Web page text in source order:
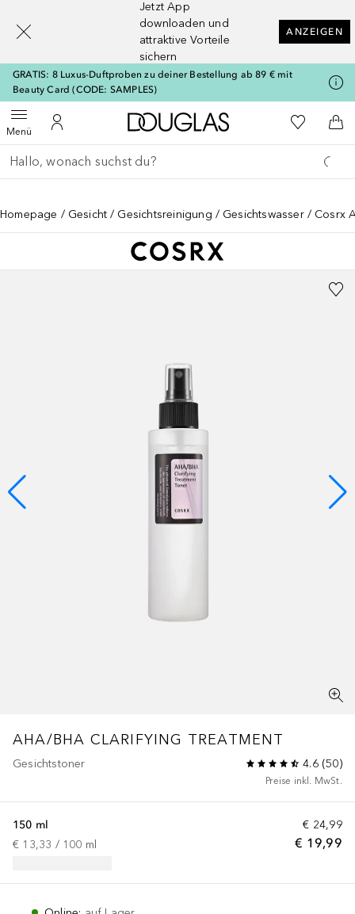
Jetzt App
downloaden und
attraktive Vorteile
sichern
ANZEIGEN
GRATIS: 8 Luxus-Duftproben zu deiner Bestellung ab 89 € mit
Beauty Card (CODE: SAMPLES)
MenüMenü öffnenZu Meinem Kundenkonto
Zur Douglas Startseite
Zu Meiner
Gehe zurück
Suche ausführen
Homepage Gesicht Gesichtsreinigung Gesichtswasser Cosrx
AHA/BHA CLARIFYING TREATMENT
Gesichtstoner 4.6(50)
Preise inkl. MwSt.
€ 24,99
€ 19,99
150 ml
€ 13,33 / 100 ml
[navigation.slideout.screenreader]